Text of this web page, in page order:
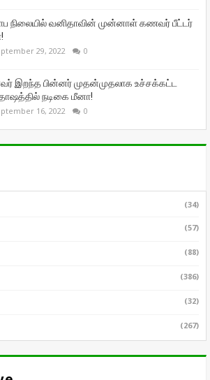
நிலையில் வனிதாவின் முன்னாள் கணவர் பீட்டர்
29, 2022 0
இறந்த பின்னர் முதன்முதலாக உச்சக்கட்ட
நடிகை மீனா!
16, 2022 0
(34)
(57)
(88)
(386)
(32)
(267)